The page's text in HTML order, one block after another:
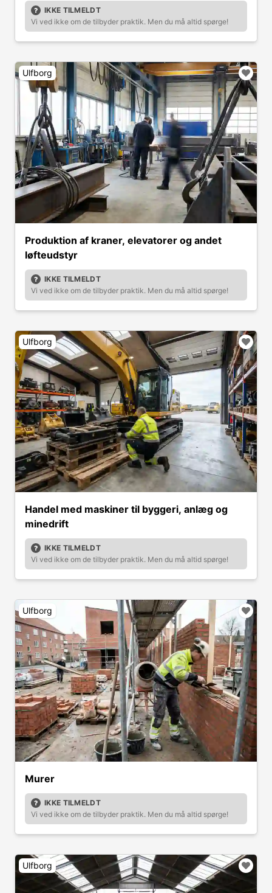
IKKE TILMELDT
Vi ved ikke om de tilbyder praktik. Men du må altid spørge!
Ulfborg
Produktion af kraner, elevatorer og andet
løfteudstyr
IKKE TILMELDT
Vi ved ikke om de tilbyder praktik. Men du må altid spørge!
Ulfborg
Handel med maskiner til byggeri, anlæg og
minedrift
IKKE TILMELDT
Vi ved ikke om de tilbyder praktik. Men du må altid spørge!
Ulfborg
Murer
IKKE TILMELDT
Vi ved ikke om de tilbyder praktik. Men du må altid spørge!
Ulfborg